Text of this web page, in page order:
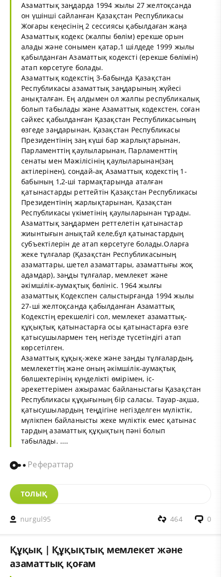
Азаматтық заңдарда 1994 жылы 27 желтоқсанда
он үшінші сайланған Қазақстан Республикасы
Жоғары кеңесінің 2 сессиясы қабылдаған жаңа
Азаматтық кодекс (жалпы бөлім) ерекше орын
алады және сонымен қатар,1 шілдеде 1999 жылы
қабылданған Азаматтық кодексті (ерекше бөлімін)
атап көрсетуге болады.
Азаматтық кодекстің 3-бабында Қазақстан
Республикасы азаматтық заңдарының жүйесі
анықталған. Ең алдымен ол жалпы республикалық
болып табылады және Азаматтық кодекстен, соған
сәйкес қабылданған Қазақстан Республикасының
өзгеде заңдарынан, Қазақстан Республикасы
Президентінің заң күші бар жарлықтарынан,
Парламенттің қаулыларынан, Парламенттің
сенаты мен Мәжілісінің қаулыларынан(заң
актілерінен), сондай-ақ Азаматтық кодекстің 1-
бабының 1,2-ші тармақтарында аталған
қатынастарды реттейтін Қазақстан Республикасы
Президентінің жарлықтарынан, Қазақстан
Республикасы үкіметінің қаулыларынан тұрады.
Азаматтық заңдармен реттелетін қатынастар
жиынтығын анықтай келе,бұл қатынастардың
субъектілерін де атап көрсетуге болады.Оларға
жеке тұлғалар (Қазақстан Республикасының
азаматтары, шетел азаматтары, азаматтығы жоқ
адамдар), заңды тұлғалар, мемлекет және
әкімшілік-аумақтық бөлініс. 1964 жылғы
азаматтық Кодекспен салыстырғанда 1994 жылы
27-ші желтоқсанда қабылданған Азаматтық
Кодекстің ерекшелігі сол, мемлекет азаматтық-
құқықтық қатынастарға осы қатынастарға өзге
қатысушылармен тең негізде түсетіндігі атап
көрсетілген.
Азаматтық құқық-жеке және заңды тұлғалардың,
мемлекеттің және оның әкімшілік-аумақтық
бөлшектерінің күнделікті өмірімен, іс-
әрекеттерімен ажырамас байланыстағы Қазақстан
Республикасы құқығының бір саласы. Тауар-ақша,
қатысушылардың теңдігіне негізделген мүліктік,
мүлікпен байланысты жеке мүліктік емес қатынас
тардың азаматтық құқықтың пәні болып
табылады. ....
Рефераттар
ТОЛЫҚ
nurgul95 0
464
Құқық | Құқықтық мемлекет және
азаматтық қоғам